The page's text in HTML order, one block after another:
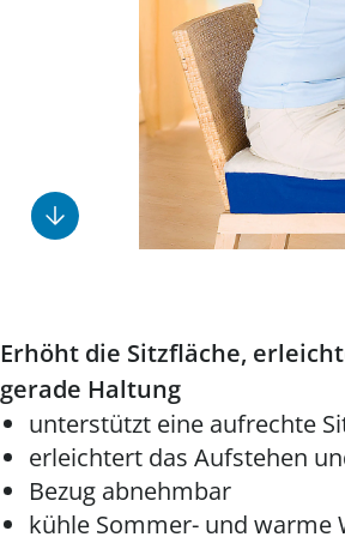
Kälte- & Wärmetherapie
Ess- & Trinkhilfen
Erhöht die Sitzfläche,
gerade Haltung
unterstützt eine aufrechte
erleichtert das Aufstehen
Bezug abnehmbar
kühle Sommer- und warme